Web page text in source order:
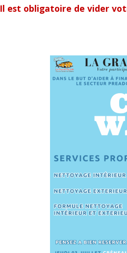
Il est obligatoire de vider